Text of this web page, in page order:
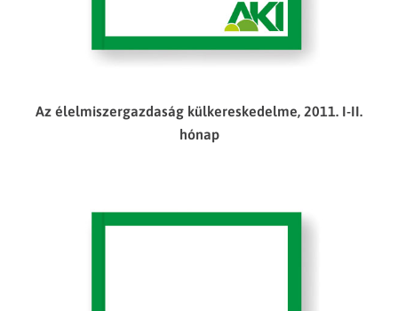
Az élelmiszergazdaság külkereskedelme, 2011. I-II.
hónap